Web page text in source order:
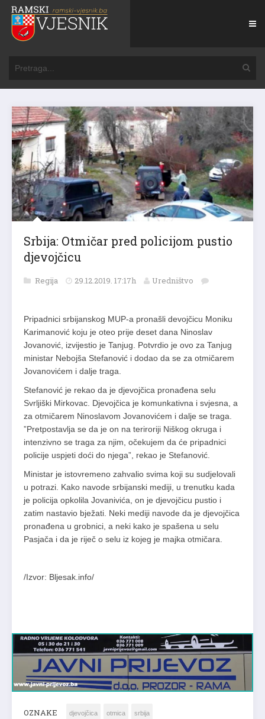
Srbija: Otmičar pred policijom pustio
djevojčicu
Regija 29.12.2019. 17:17h Uredništvo
Pripadnici srbijanskog MUP-a pronašli devojčicu Moniku
Karimanović koju je oteo prije deset dana Ninoslav
Jovanović, izvijestio je Tanjug. Potvrdio je ovo za Tanjug
ministar Nebojša Stefanović i dodao da se za otmičarem
Jovanovićem i dalje traga.
Stefanović je rekao da je djevojčica pronađena selu
Svrljiški Mirkovac. Djevojčica je komunkativna i svjesna, a
za otmičarem Ninoslavom Jovanovićem i dalje se traga.
”Pretpostavlja se da je on na teriroriji Niškog okruga i
intenzivno se traga za njim, očekujem da će pripadnici
policije uspjeti doći do njega”, rekao je Stefanović.
Ministar je istovremeno zahvalio svima koji su sudjelovali
u potrazi. Kako navode srbijanski mediji, u trenutku kada
je policija opkolila Jovanivića, on je djevojčicu pustio i
zatim nastavio bježati. Neki mediji navode da je djevojčica
pronađena u grobnici, a neki kako je spašena u selu
Pasjača i da je riječ o selu iz kojeg je majka otmičara.
/Izvor: Bljesak.info/
OZNAKE djevojčica otmica srbija